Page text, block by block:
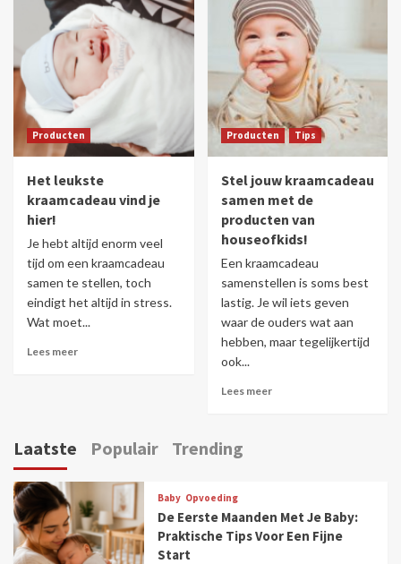
Producten
Het leukste
kraamcadeau vind je
hier!
Je hebt altijd enorm veel
tijd om een kraamcadeau
samen te stellen, toch
eindigt het altijd in stress.
Wat moet...
Lees meer
Producten Tips
Stel jouw kraamcadeau
samen met de
producten van
houseofkids!
Een kraamcadeau
samenstellen is soms best
lastig. Je wil iets geven
waar de ouders wat aan
hebben, maar tegelijkertijd
ook...
Lees meer
Laatste Populair Trending
Baby Opvoeding
De Eerste Maanden Met Je Baby:
Praktische Tips Voor Een Fijne
Start